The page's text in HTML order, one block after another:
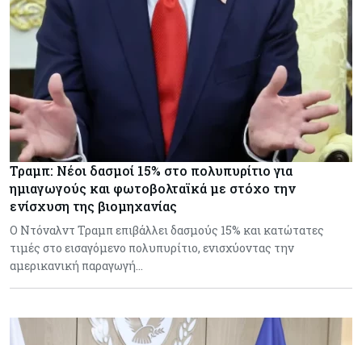
Τραμπ: Νέοι δασμοί 15% στο πολυπυρίτιο για
ημιαγωγούς και φωτοβολταϊκά με στόχο την
ενίσχυση της βιομηχανίας
Ο Ντόναλντ Τραμπ επιβάλλει δασμούς 15% και κατώτατες
τιμές στο εισαγόμενο πολυπυρίτιο, ενισχύοντας την
αμερικανική παραγωγή…